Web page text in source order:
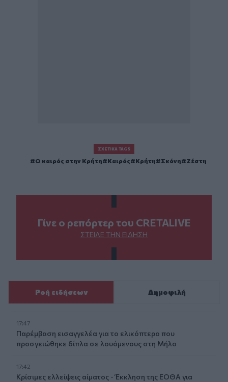
ΣΧΕΤΙΚΆ TAGS
Ο καιρός στην Κρήτη Καιρός Κρήτη Σκόνη Ζέστη
Γίνε ο ρεπόρτερ του CRETALIVE
ΣΤΕΊΛΕ ΤΗΝ ΕΊΔΗΣΗ
Ροή ειδήσεων Δημοφιλή
17:47
Παρέμβαση εισαγγελέα για το ελικόπτερο που
προσγειώθηκε δίπλα σε λουόμενους στη Μήλο
17:42
Κρίσιμες ελλείψεις αίματος - Έκκληση της ΕΟΘΑ για